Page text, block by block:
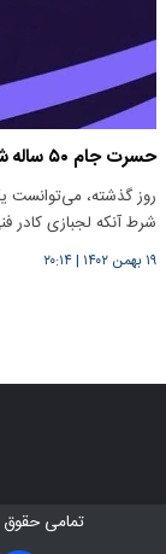
حسرت جام ۵۰ ساله شد/تکرار لجبازی کادرفنی و دفاع متزلزل
روز گذشته، می‌توانست
شرط آنکه لجبازی کادر
۱۹ بهمن ۱۴۰۲ |۲۰:۱۴
تمامی